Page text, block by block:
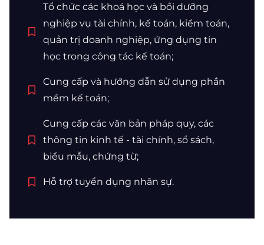
Tổ chức các khoá học và bồi dưỡng
nghiệp vụ tài chính, kế toán, kiểm toán,
quản trị doanh nghiệp, ứng dụng tin
học trong công tác kế toán;
Cung cấp và hướng dẫn sử dụng phần
mềm kế toán;
Cung cấp các văn bản pháp quy, các
thông tin kinh tế - tài chính, sổ sách,
biểu mẫu, chứng từ;
Hỗ trợ tuyển dụng nhân sự.